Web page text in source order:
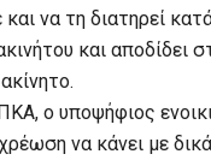
να τη διατηρεί
και αποδίδει
ο υποψήφιος
να κάνει με